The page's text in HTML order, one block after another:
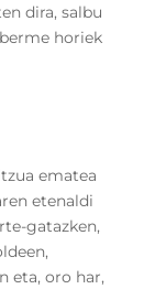
dira, salbu
horiek
ematea
etenaldi
gatazken,
eta, oro har,